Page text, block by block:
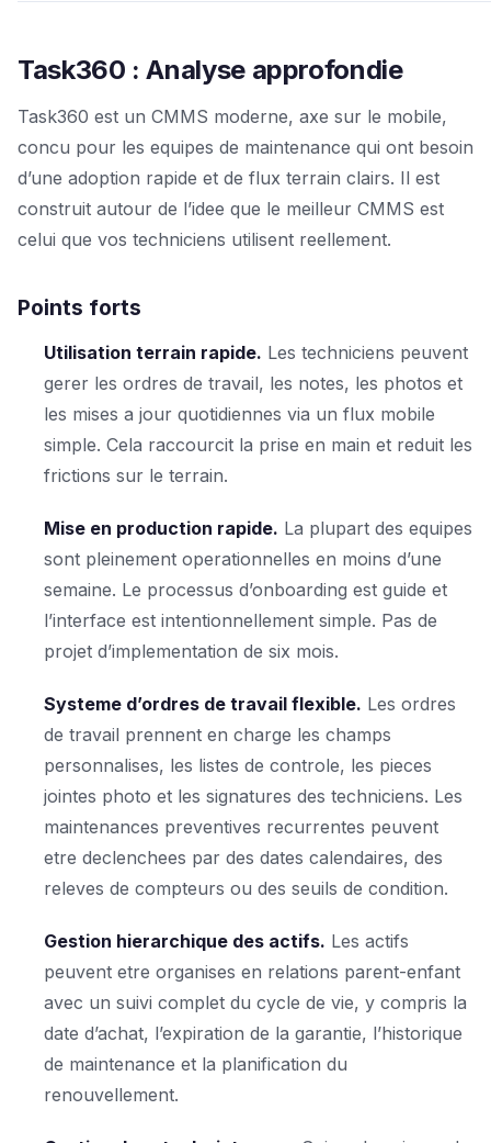
Task360 : Analyse approfondie
Task360 est un CMMS moderne, axe sur le mobile,
concu pour les equipes de maintenance qui ont besoin
d’une adoption rapide et de flux terrain clairs. Il est
construit autour de l’idee que le meilleur CMMS est
celui que vos techniciens utilisent reellement.
Points forts
Utilisation terrain rapide. Les techniciens peuvent
gerer les ordres de travail, les notes, les photos et
les mises a jour quotidiennes via un flux mobile
simple. Cela raccourcit la prise en main et reduit les
frictions sur le terrain.
Mise en production rapide. La plupart des equipes
sont pleinement operationnelles en moins d’une
semaine. Le processus d’onboarding est guide et
l’interface est intentionnellement simple. Pas de
projet d’implementation de six mois.
Systeme d’ordres de travail flexible. Les ordres
de travail prennent en charge les champs
personnalises, les listes de controle, les pieces
jointes photo et les signatures des techniciens. Les
maintenances preventives recurrentes peuvent
etre declenchees par des dates calendaires, des
releves de compteurs ou des seuils de condition.
Gestion hierarchique des actifs. Les actifs
peuvent etre organises en relations parent-enfant
avec un suivi complet du cycle de vie, y compris la
date d’achat, l’expiration de la garantie, l’historique
de maintenance et la planification du
renouvellement.